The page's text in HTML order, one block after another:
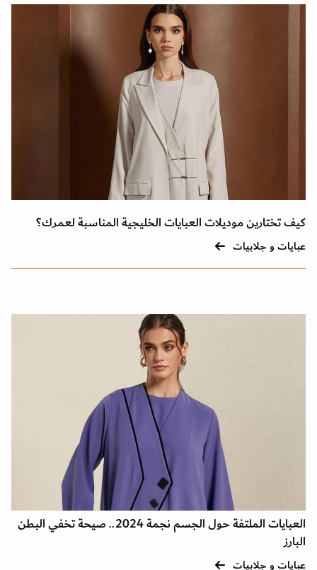
كيف تختارين موديلات العبايات الخليجية المناسبة لعمرك؟
عبايات و جلابيات
العبايات الملتفة حول الجسم نجمة 2024.. صيحة تخفي البطن
البارز
عبايات و جلابيات